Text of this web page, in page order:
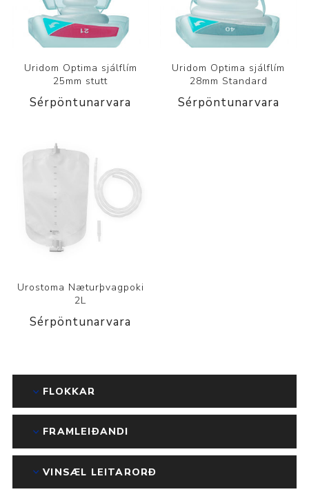
Uridom Optima sjálflím
25mm stutt
Sérpöntunarvara
Uridom Optima sjálflím
28mm Standard
Sérpöntunarvara
Urostoma Næturþvagpoki
2L
Sérpöntunarvara
FLOKKAR
FRAMLEIÐANDI
VINSÆL LEITARORÐ